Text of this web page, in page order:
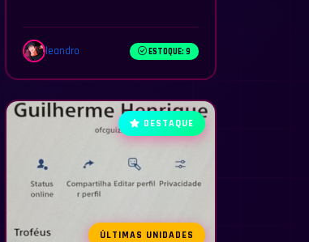
leandro ESTOQUE: 9
DESTAQUE
ÚLTIMAS UNIDADES